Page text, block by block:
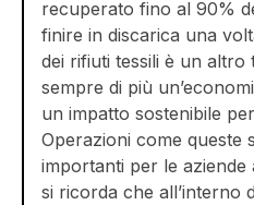
recuperato fino al 90%
finire in discarica una
dei rifiuti tessili è un altro
sempre di più
un impatto sostenibile
Operazioni come queste
importanti per le
si ricorda che all’interno